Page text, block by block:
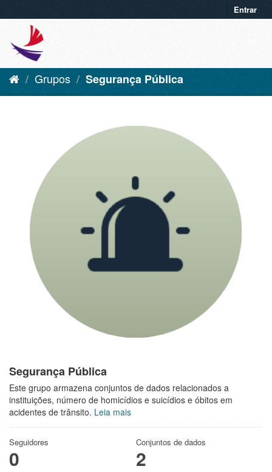
Entrar
Grupos Segurança Pública
Segurança Pública
Este grupo armazena conjuntos de dados relacionados a
instituições, número de homicídios e suicídios e óbitos em
acidentes de trânsito. Leia mais
Seguidores
0
Conjuntos de dados
2